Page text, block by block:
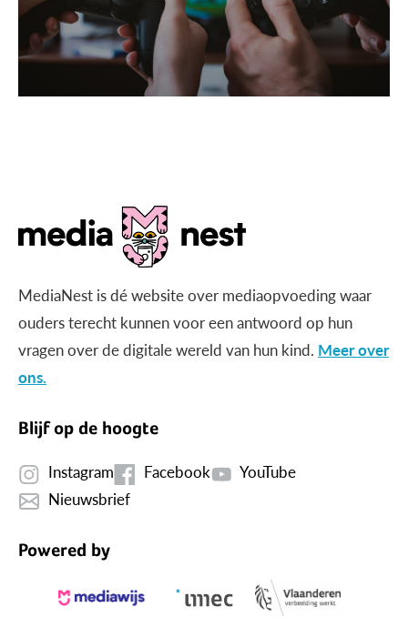
MediaNest is dé website over mediaopvoeding waar
ouders terecht kunnen voor een antwoord op hun
vragen over de digitale wereld van hun kind. Meer over
ons.
Blijf op de hoogte
Instagram Facebook
YouTube
Nieuwsbrief
Powered by